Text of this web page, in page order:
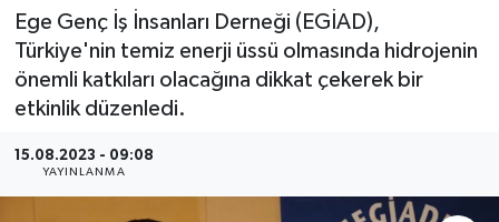
Ege Genç İş İnsanları Derneği (EGİAD),
Türkiye'nin temiz enerji üssü olmasında hidrojenin
önemli katkıları olacağına dikkat çekerek bir
etkinlik düzenledi.
15.08.2023 - 09:08
YAYINLANMA
POLİTİKA
SPOR